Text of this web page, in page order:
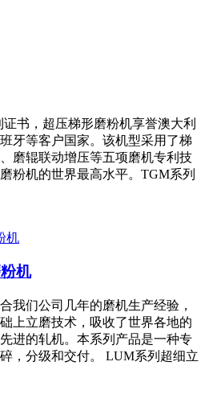
书，超压梯形磨粉机享誉澳大利
牙等客户国家。该机型采用了梯
磨辊联动增压等五项磨机专利技
粉机的世界最高水平。TGM系列
机
我们公司几年的磨机生产经验，
上立磨技术，吸收了世界各地的
进的轧机。本系列产品是一种专
，分级和交付。 LUM系列超细立